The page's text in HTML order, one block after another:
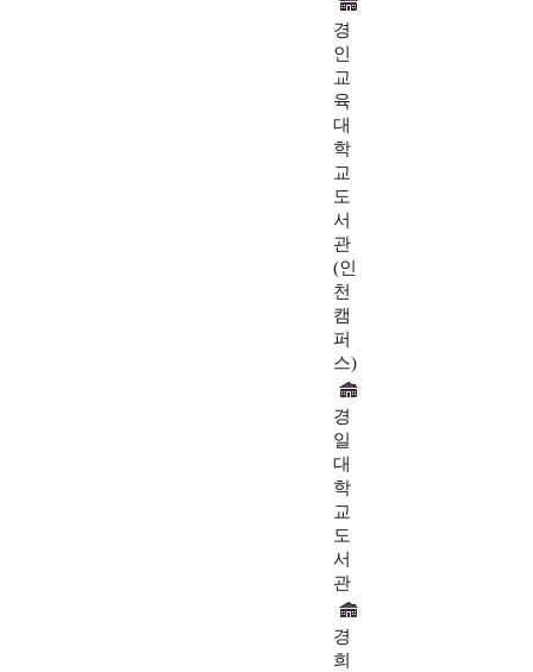
경
인
교
육
대
학
교
도
서
관
(인
천
캠
퍼
스)
경
일
대
학
교
도
서
관
경
희